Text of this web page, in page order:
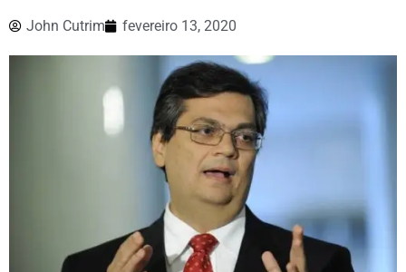
John Cutrim fevereiro 13, 2020